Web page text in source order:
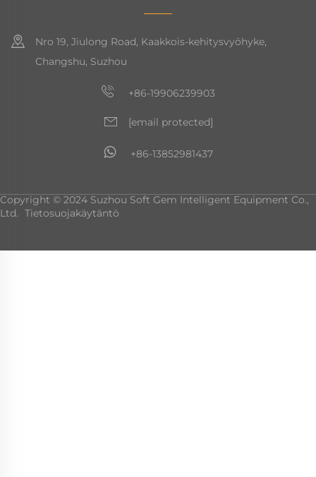
Nro 19, Jiulong Road, Kaakkois-kehitysvyöhyke,
Changshu, Suzhou
+86-19906239903
[email protected]
+86-13852981437
Copyright © 2024 Suzhou Soft Gem Intelligent Equipment Co.,
Ltd. Tietosuojakäytäntö